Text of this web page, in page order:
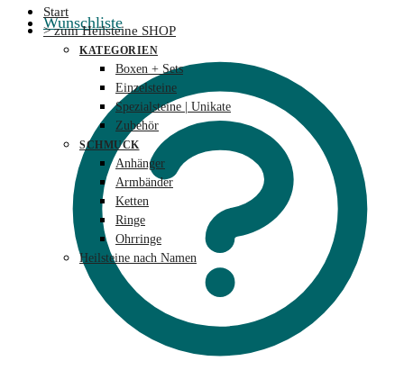
Wunschliste
Start
> zum Heilsteine SHOP
KATEGORIEN
Boxen + Sets
Einzelsteine
Spezialsteine | Unikate
Zubehör
SCHMUCK
Anhänger
Armbänder
Ketten
Ringe
Ohrringe
Heilsteine nach Namen